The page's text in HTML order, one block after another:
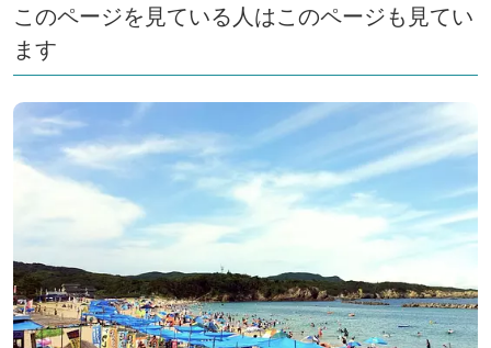
このページを見ている人はこのページも見てい
ます